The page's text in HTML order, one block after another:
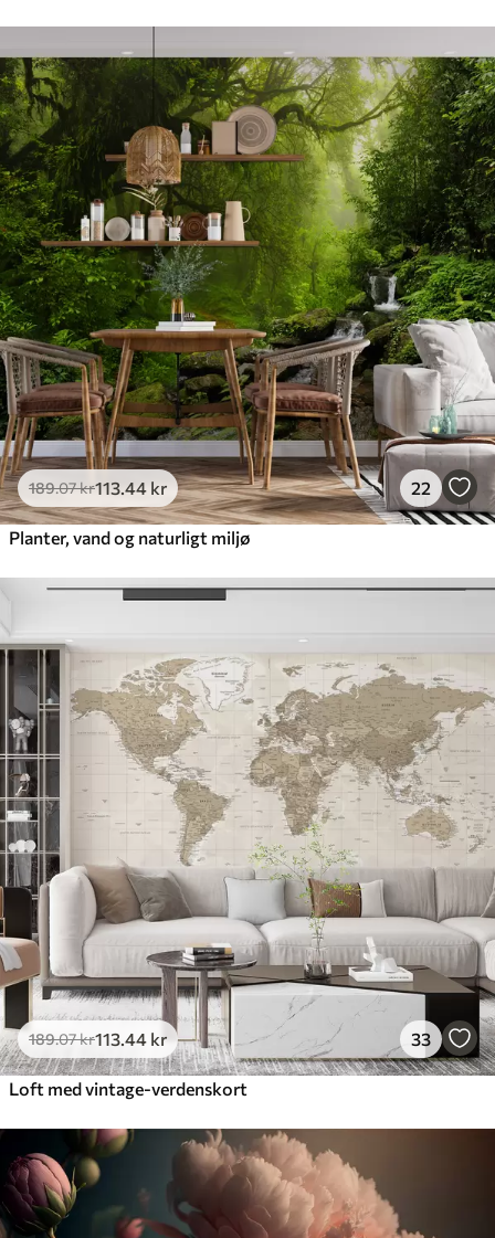
189.07kr113 .44 kr 22
Planter, vand og naturligt miljø
189.07kr113 .44 kr 33
Loft med vintage-verdenskort